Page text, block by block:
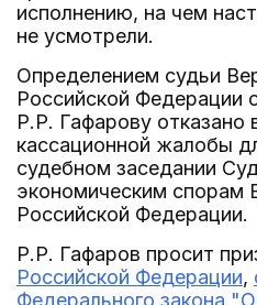
исполнению, на чем
не усмотрели.
Определением судьи
Российской Федерации
Р.Р. Гафарову отказано
кассационной жалобы
судебном заседании
экономическим спорам
Российской Федерации.
Р.Р. Гафаров просит
Российской Федерации,
Федерального закона